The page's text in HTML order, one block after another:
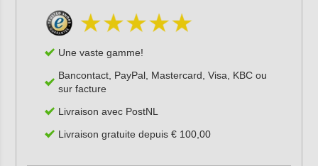
Une vaste gamme!
Bancontact, PayPal, Mastercard, Visa, KBC ou
sur facture
Livraison avec PostNL
Livraison gratuite depuis € 100,00